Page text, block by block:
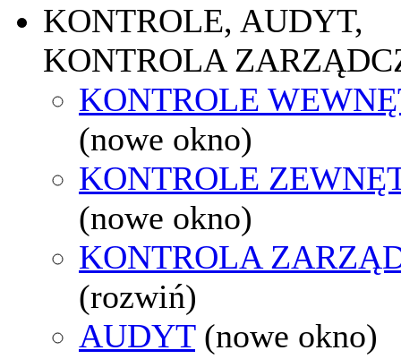
KONTROLE, AUDYT,
KONTROLA
KONTROLE
(nowe okno)
KONTROLE
(nowe okno)
KONTROLA
(rozwiń)
AUDYT (nowe okno)